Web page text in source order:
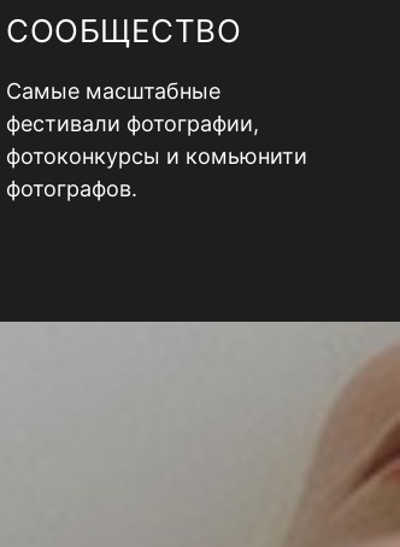
СООБЩЕСТВО
Самые масштабные
фестивали фотографии,
фотоконкурсы и комьюнити
фотографов.